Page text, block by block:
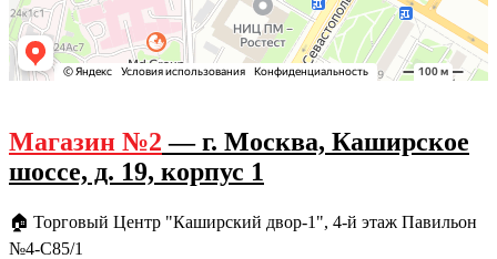
Магазин №2 — г. Москва, Каширское
шоссе, д. 19, корпус 1
🏠 Торговый Центр "Каширский двор-1", 4-й этаж Павильон
№4-С85/1